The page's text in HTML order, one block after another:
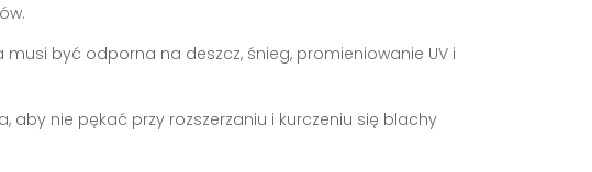
musi być odporna na deszcz, śnieg, promieniowanie UV i
aby nie pękać przy rozszerzaniu i kurczeniu się blachy